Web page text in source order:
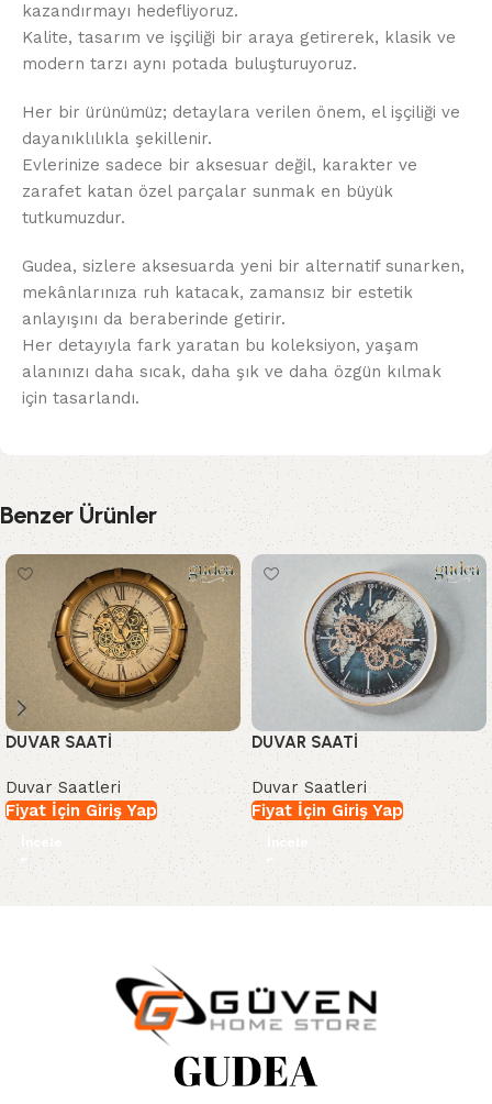
kazandırmayı hedefliyoruz.
Kalite, tasarım ve işçiliği bir araya getirerek, klasik ve
modern tarzı aynı potada buluşturuyoruz.
Her bir ürünümüz; detaylara verilen önem, el işçiliği ve
dayanıklılıkla şekillenir.
Evlerinize sadece bir aksesuar değil, karakter ve
zarafet katan özel parçalar sunmak en büyük
tutkumuzdur.
Gudea, sizlere aksesuarda yeni bir alternatif sunarken,
mekânlarınıza ruh katacak, zamansız bir estetik
anlayışını da beraberinde getirir.
Her detayıyla fark yaratan bu koleksiyon, yaşam
alanınızı daha sıcak, daha şık ve daha özgün kılmak
için tasarlandı.
Benzer Ürünler
DUVAR SAATİ
Duvar Saatleri
Fiyat İçin Giriş Yap
İncele
DUVAR SAATİ
Duvar Saatleri
Fiyat İçin Giriş Yap
İncele
Read More